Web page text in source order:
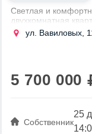
Светлая и
двухкомнатная
Калининском
метро
ул. Вавиловых,
5 700 000
Собственник
25